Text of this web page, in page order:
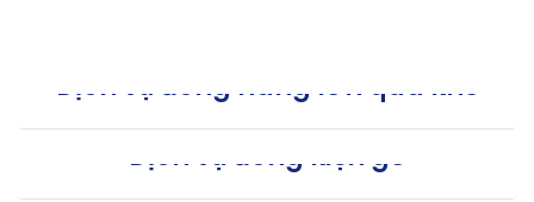
Dịch vụ đóng hàng lớn quá khổ
Dịch vụ đóng kiện gỗ